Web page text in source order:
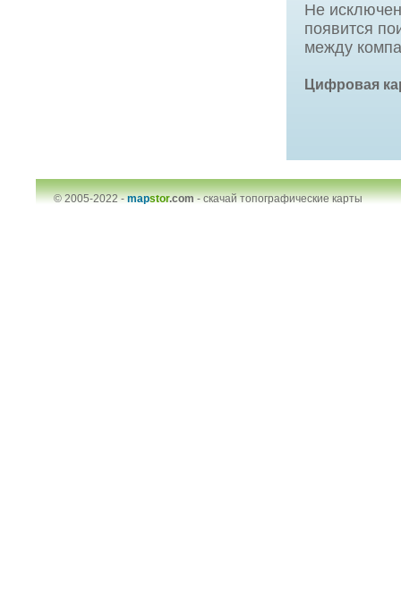
Не
появится
между
Цифровая
© 2005-2022 -mapstor.com-скачай топографические карты